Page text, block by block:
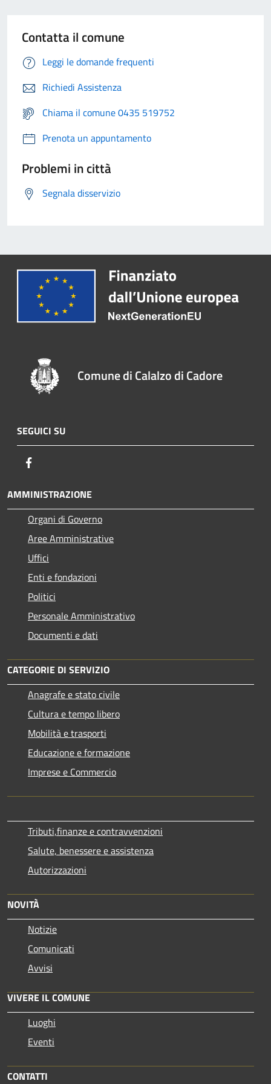
Contatta il comune
Leggi le domande frequenti
Richiedi Assistenza
Chiama il comune 0435 519752
Prenota un appuntamento
Problemi in città
Segnala disservizio
Comune di Calalzo di Cadore
SEGUICI SU
AMMINISTRAZIONE
Organi di Governo
Aree Amministrative
Uffici
Enti e fondazioni
Politici
Personale Amministrativo
Documenti e dati
CATEGORIE DI SERVIZIO
Anagrafe e stato civile
Cultura e tempo libero
Mobilità e trasporti
Educazione e formazione
Imprese e Commercio
Tributi,finanze e contravvenzioni
Salute, benessere e assistenza
Autorizzazioni
NOVITÀ
Notizie
Comunicati
Avvisi
VIVERE IL COMUNE
Luoghi
Eventi
CONTATTI